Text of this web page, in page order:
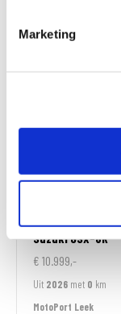
Marketing
MotoPort Goes
SuzukiGSX-8R
€ 10.999,-
Uit 2026 met 0 km
MotoPort Leek